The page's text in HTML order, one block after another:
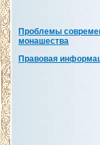
Проблемы
монашества
Правовая